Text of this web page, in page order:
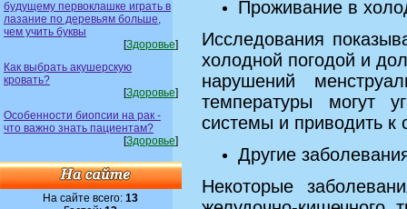
будущему первоклашке играть в
лазание по деревьям больше,
чем учить буквы
[Здоровье]
Как выбрать акушерскую
кровать?
[Здоровье]
Особенности биопсии на рак -
что важно знать пациентам?
[Здоровье]
На сайте всего:13
Проживание в
Исследования
холодной погодой и
нарушений
температуры могут
системы и приводить к
Другие
Некоторые